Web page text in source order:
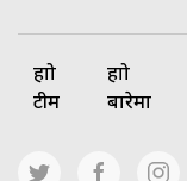
हाम्रो
टीम
हाम्रो
बारेमा